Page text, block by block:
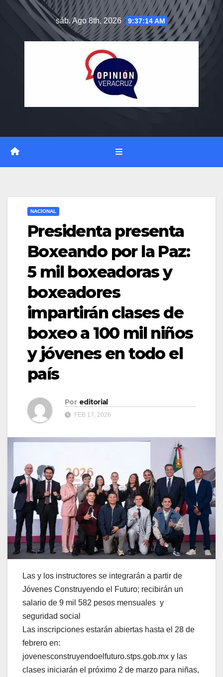
sáb. Ago 8th, 2026 9:37:15 AM
NACIONAL
Presidenta presenta
Boxeando por la Paz:
5 mil boxeadoras y
boxeadores
impartirán clases de
boxeo a 100 mil niños
y jóvenes en todo el
país
Por editorial
FEB 17, 2026
Las y los instructores se integrarán a partir de
Jóvenes Construyendo el Futuro; recibirán un
salario de 9 mil 582 pesos mensuales y
seguridad social
Las inscripciones estarán abiertas hasta el 28 de
febrero en:
jovenesconstruyendoelfuturo.stps.gob.mx y las
clases iniciarán el próximo 2 de marzo para niñas,